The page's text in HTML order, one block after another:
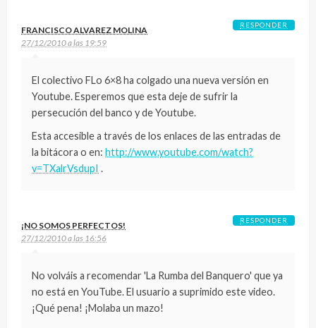
FRANCISCO ALVAREZ MOLINA
27/12/2010 a las 19:59
El colectivo FLo 6×8 ha colgado una nueva versión en
Youtube. Esperemos que esta deje de sufrir la
persecución del banco y de Youtube.
Esta accesible a través de los enlaces de las entradas de
la bitácora o en: http://www.youtube.com/watch?
v=TXalrVsdupI .
RESPONDER
¡NO SOMOS PERFECTOS!
27/12/2010 a las 16:56
No volváis a recomendar 'La Rumba del Banquero' que ya
no está en YouTube. El usuario a suprimido este video.
¡Qué pena! ¡Molaba un mazo!
RESPONDER